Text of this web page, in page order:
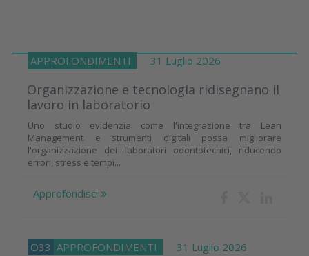
APPROFONDIMENTI 31 Luglio 2026
Organizzazione e tecnologia ridisegnano il
lavoro in laboratorio
Uno studio evidenzia come l'integrazione tra Lean
Management e strumenti digitali possa migliorare
l'organizzazione dei laboratori odontotecnici, riducendo
errori, stress e tempi...
Approfondisci
O33 APPROFONDIMENTI 31 Luglio 2026